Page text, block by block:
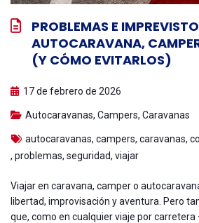
PROBLEMAS E
AUTOCARAVANA,
(Y CÓMO EVITARLOS)
17 de febrero de 2026
Autocaravanas, Campers, Caravanas
autocaravanas, campers, caravanas,
, problemas, seguridad, viajar
Viajar en caravana, camper o
libertad, improvisación y aventura. Pero
que, como en cualquier viaje por